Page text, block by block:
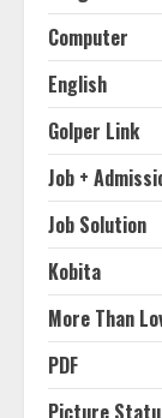
Computer
English
Golper Link
Job +
Job Solution
Kobita
More Than
PDF
Picture